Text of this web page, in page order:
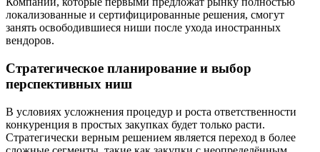
локализованные и сертифицированные решения, смогут
занять освободившиеся ниши после ухода иностранных
вендоров.
Стратегическое планирование и выбор
перспективных ниш
В условиях усложнения процедур и роста ответственности
конкуренция в простых закупках будет только расти.
Стратегически верным решением является переход в более